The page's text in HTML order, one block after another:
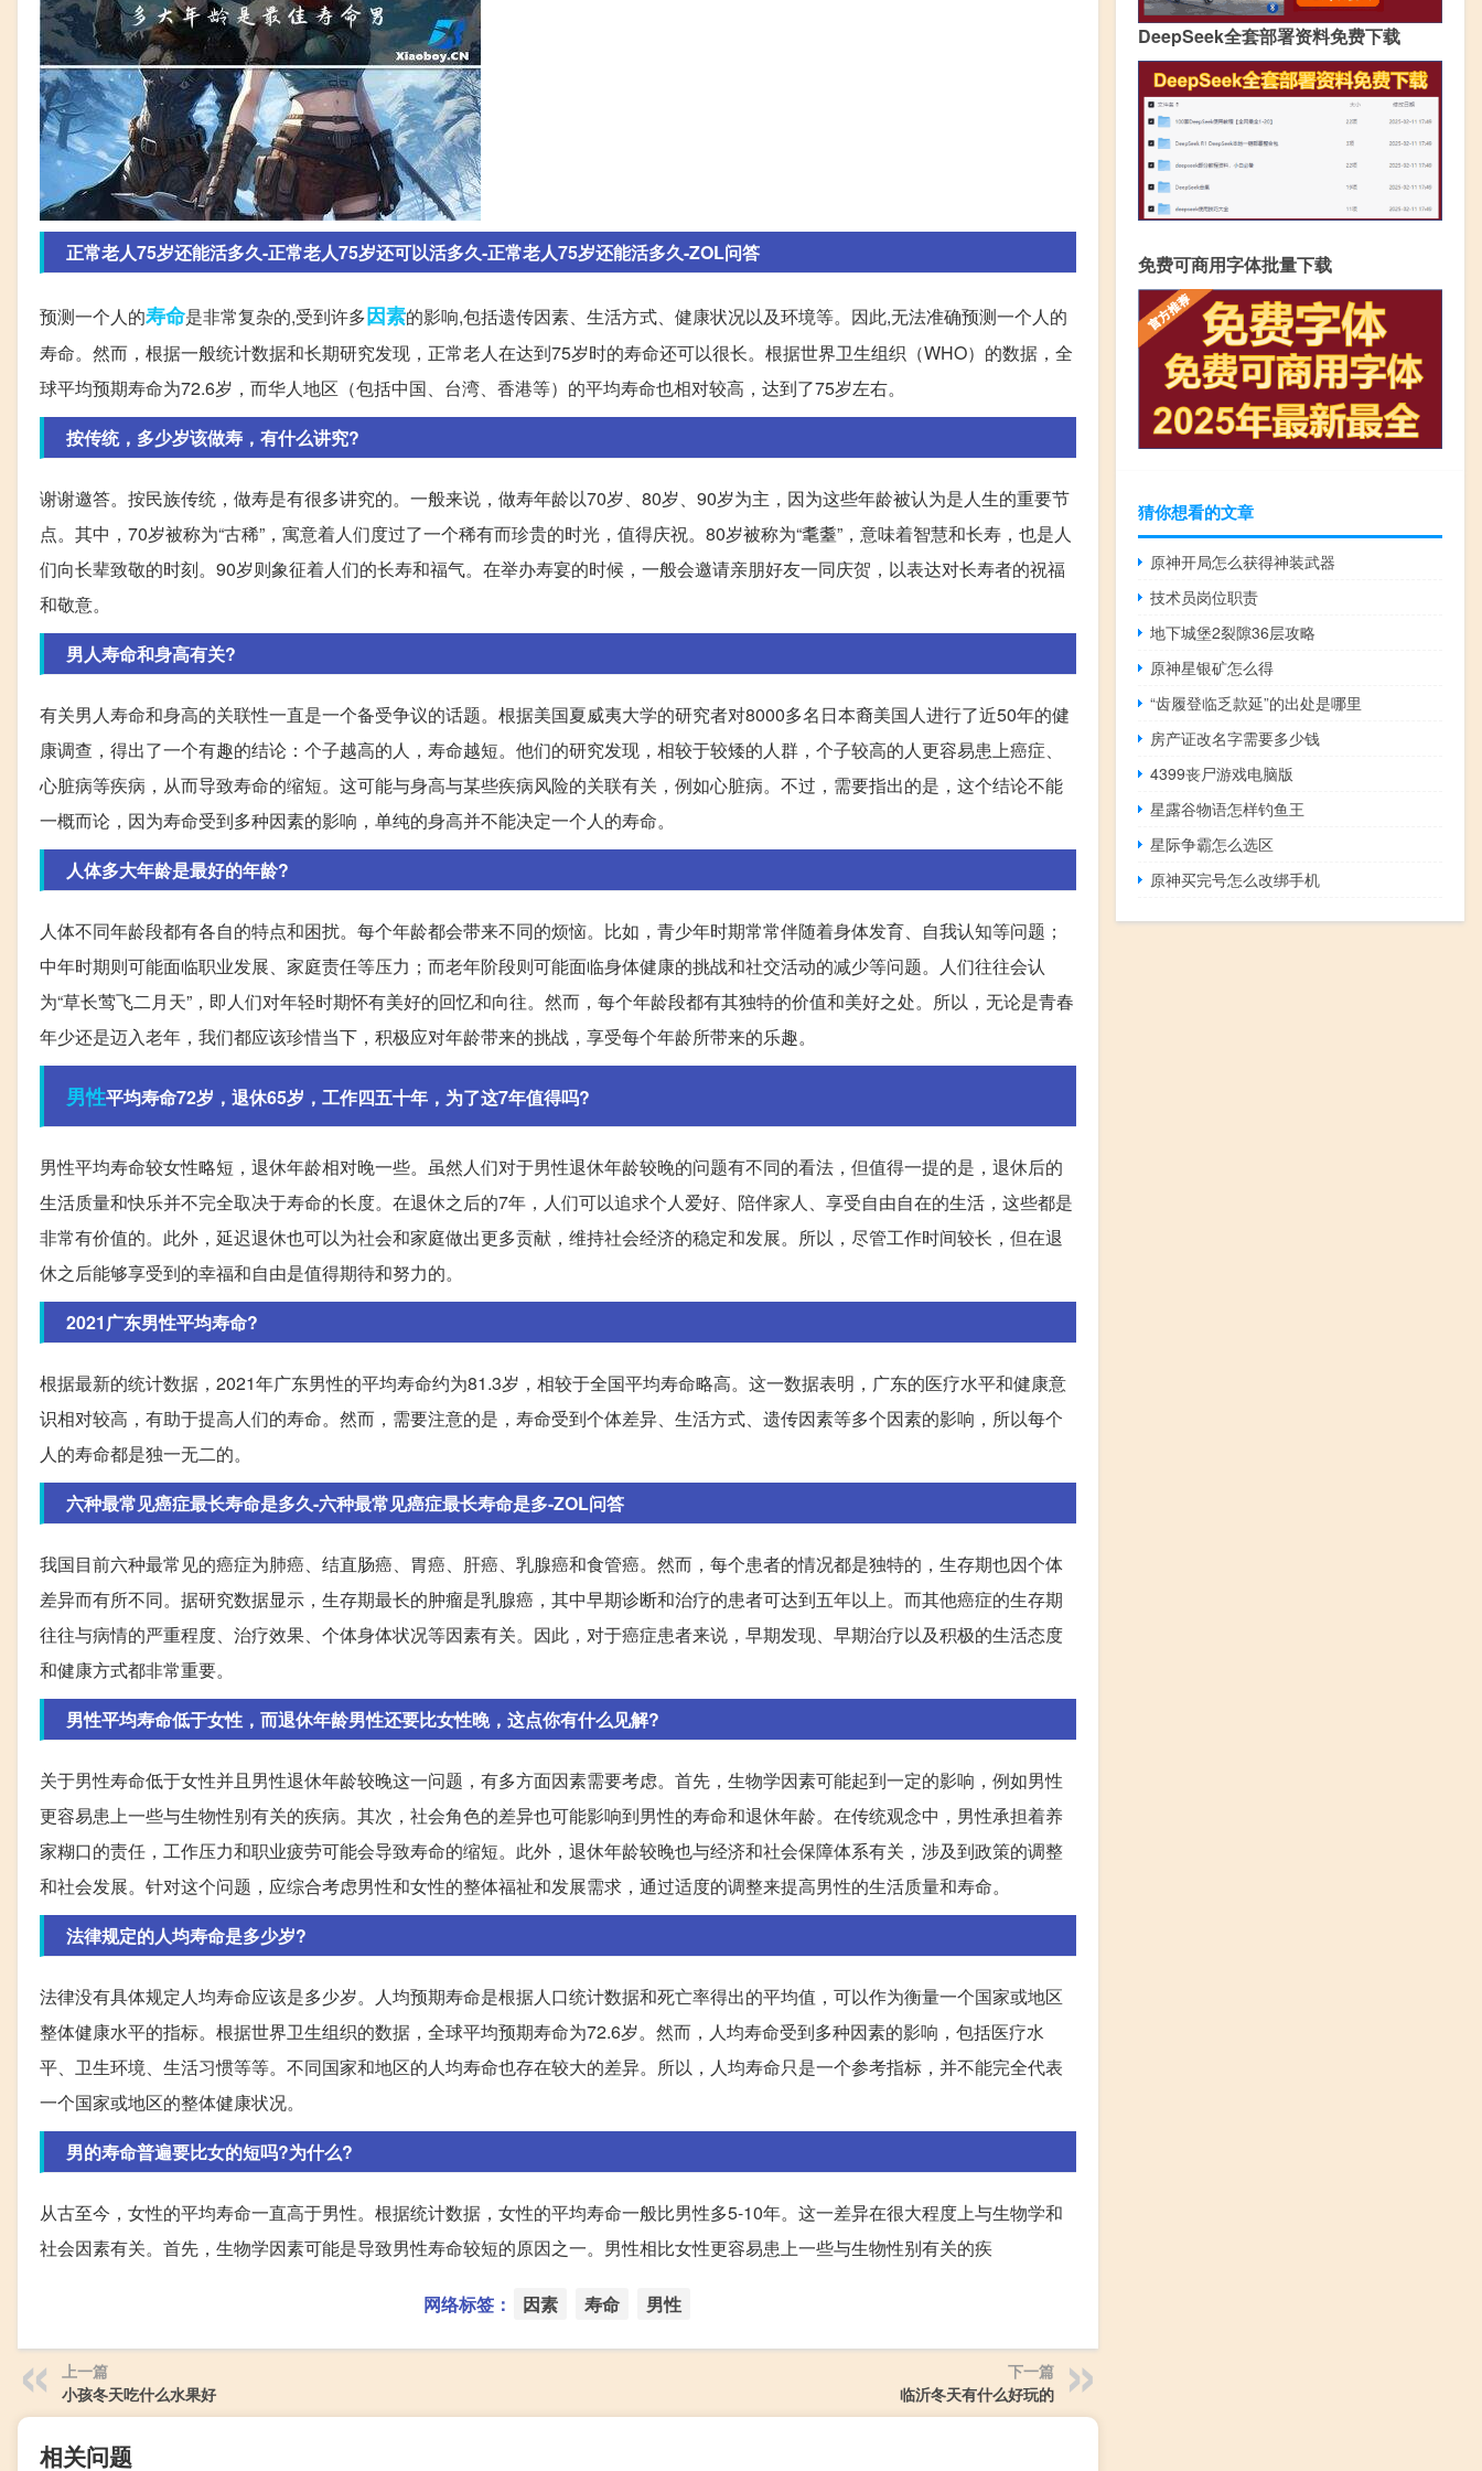
正常老人75岁还能活多久-正常老人75岁还可以活多久-正常老人75岁还能活多久-ZOL问答
预测一个人的寿命是非常复杂的,受到许多因素的影响,包括遗传因素、生活方式、健康状况以及环境等。因此,无法准确预测一个人的
寿命。然而，根据一般统计数据和长期研究发现，正常老人在达到75岁时的寿命还可以很长。根据世界卫生组织（WHO）的数据，全
球平均预期寿命为72.6岁，而华人地区（包括中国、台湾、香港等）的平均寿命也相对较高，达到了75岁左右。
按传统，多少岁该做寿，有什么讲究?
谢谢邀答。按民族传统，做寿是有很多讲究的。一般来说，做寿年龄以70岁、80岁、90岁为主，因为这些年龄被认为是人生的重要节
点。其中，70岁被称为“古稀”，寓意着人们度过了一个稀有而珍贵的时光，值得庆祝。80岁被称为“耄耋”，意味着智慧和长寿，也是人
们向长辈致敬的时刻。90岁则象征着人们的长寿和福气。在举办寿宴的时候，一般会邀请亲朋好友一同庆贺，以表达对长寿者的祝福
和敬意。
男人寿命和身高有关?
有关男人寿命和身高的关联性一直是一个备受争议的话题。根据美国夏威夷大学的研究者对8000多名日本裔美国人进行了近50年的健
康调查，得出了一个有趣的结论：个子越高的人，寿命越短。他们的研究发现，相较于较矮的人群，个子较高的人更容易患上癌症、
心脏病等疾病，从而导致寿命的缩短。这可能与身高与某些疾病风险的关联有关，例如心脏病。不过，需要指出的是，这个结论不能
一概而论，因为寿命受到多种因素的影响，单纯的身高并不能决定一个人的寿命。
人体多大年龄是最好的年龄?
人体不同年龄段都有各自的特点和困扰。每个年龄都会带来不同的烦恼。比如，青少年时期常常伴随着身体发育、自我认知等问题；
中年时期则可能面临职业发展、家庭责任等压力；而老年阶段则可能面临身体健康的挑战和社交活动的减少等问题。人们往往会认
为“草长莺飞二月天”，即人们对年轻时期怀有美好的回忆和向往。然而，每个年龄段都有其独特的价值和美好之处。所以，无论是青春
年少还是迈入老年，我们都应该珍惜当下，积极应对年龄带来的挑战，享受每个年龄所带来的乐趣。
男性平均寿命72岁，退休65岁，工作四五十年，为了这7年值得吗?
男性平均寿命较女性略短，退休年龄相对晚一些。虽然人们对于男性退休年龄较晚的问题有不同的看法，但值得一提的是，退休后的
生活质量和快乐并不完全取决于寿命的长度。在退休之后的7年，人们可以追求个人爱好、陪伴家人、享受自由自在的生活，这些都是
非常有价值的。此外，延迟退休也可以为社会和家庭做出更多贡献，维持社会经济的稳定和发展。所以，尽管工作时间较长，但在退
休之后能够享受到的幸福和自由是值得期待和努力的。
2021广东男性平均寿命?
根据最新的统计数据，2021年广东男性的平均寿命约为81.3岁，相较于全国平均寿命略高。这一数据表明，广东的医疗水平和健康意
识相对较高，有助于提高人们的寿命。然而，需要注意的是，寿命受到个体差异、生活方式、遗传因素等多个因素的影响，所以每个
人的寿命都是独一无二的。
六种最常见癌症最长寿命是多久-六种最常见癌症最长寿命是多-ZOL问答
我国目前六种最常见的癌症为肺癌、结直肠癌、胃癌、肝癌、乳腺癌和食管癌。然而，每个患者的情况都是独特的，生存期也因个体
差异而有所不同。据研究数据显示，生存期最长的肿瘤是乳腺癌，其中早期诊断和治疗的患者可达到五年以上。而其他癌症的生存期
往往与病情的严重程度、治疗效果、个体身体状况等因素有关。因此，对于癌症患者来说，早期发现、早期治疗以及积极的生活态度
和健康方式都非常重要。
男性平均寿命低于女性，而退休年龄男性还要比女性晚，这点你有什么见解?
关于男性寿命低于女性并且男性退休年龄较晚这一问题，有多方面因素需要考虑。首先，生物学因素可能起到一定的影响，例如男性
更容易患上一些与生物性别有关的疾病。其次，社会角色的差异也可能影响到男性的寿命和退休年龄。在传统观念中，男性承担着养
家糊口的责任，工作压力和职业疲劳可能会导致寿命的缩短。此外，退休年龄较晚也与经济和社会保障体系有关，涉及到政策的调整
和社会发展。针对这个问题，应综合考虑男性和女性的整体福祉和发展需求，通过适度的调整来提高男性的生活质量和寿命。
法律规定的人均寿命是多少岁?
法律没有具体规定人均寿命应该是多少岁。人均预期寿命是根据人口统计数据和死亡率得出的平均值，可以作为衡量一个国家或地区
整体健康水平的指标。根据世界卫生组织的数据，全球平均预期寿命为72.6岁。然而，人均寿命受到多种因素的影响，包括医疗水
平、卫生环境、生活习惯等等。不同国家和地区的人均寿命也存在较大的差异。所以，人均寿命只是一个参考指标，并不能完全代表
一个国家或地区的整体健康状况。
男的寿命普遍要比女的短吗?为什么?
从古至今，女性的平均寿命一直高于男性。根据统计数据，女性的平均寿命一般比男性多5-10年。这一差异在很大程度上与生物学和
社会因素有关。首先，生物学因素可能是导致男性寿命较短的原因之一。男性相比女性更容易患上一些与生物性别有关的疾
网络标签： 因素 寿命 男性
上一篇
小孩冬天吃什么水果好
下一篇
临沂冬天有什么好玩的
相关问题
DeepSeek全套部署资料免费下载
免费可商用字体批量下载
猜你想看的文章
原神开局怎么获得神装武器
技术员岗位职责
地下城堡2裂隙36层攻略
原神星银矿怎么得
“齿履登临乏款延”的出处是哪里
房产证改名字需要多少钱
4399丧尸游戏电脑版
星露谷物语怎样钓鱼王
星际争霸怎么选区
原神买完号怎么改绑手机